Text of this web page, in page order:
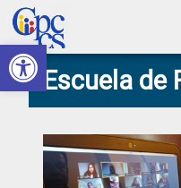
Abrir barra de herramientas
Skip
to
primary
navigation
Skip
to
main
content
Skip
to
primary
sidebar
Skip
to
footer
Consejo
de
Ciudadana
Construyendo
Poder
Ciudadano
Escuela de